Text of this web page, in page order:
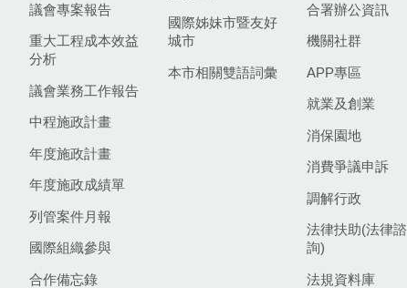
議會專案報告
重大工程成本效益
分析
議會業務工作報告
中程施政計畫
年度施政計畫
年度施政成績單
列管案件月報
國際組織參與
合作備忘錄
國際姊妹市暨友好
城市
本市相關雙語詞彙
合署辦公資訊
機關社群
APP專區
就業及創業
消保園地
消費爭議申訴
調解行政
法律扶助(法律諮
詢)
法規資料庫